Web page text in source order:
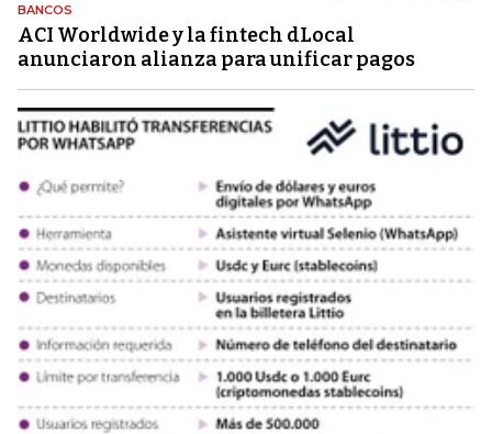
BANCOS
ACI Worldwide y la fintech dLocal
anunciaron alianza para unificar pagos